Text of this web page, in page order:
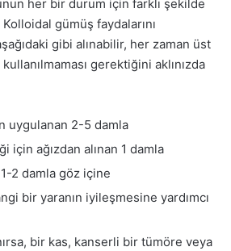
her bir durum için farklı şekilde
gümüş faydalarını
gibi alınabilir, her zaman üst
gerektiğini aklınızda
uygulanan 2-5 damla
için ağızdan alınan 1 damla
2 damla göz içine
bir yaranın iyileşmesine yardımcı
bir kas, kanserli bir tümöre veya